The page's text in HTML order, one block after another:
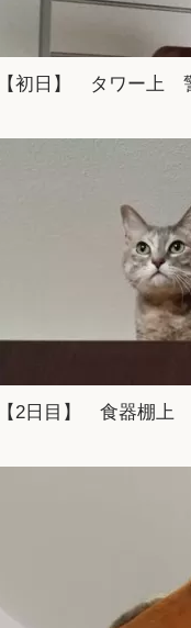
【初日】 タワー上
【2日目】 食器棚上